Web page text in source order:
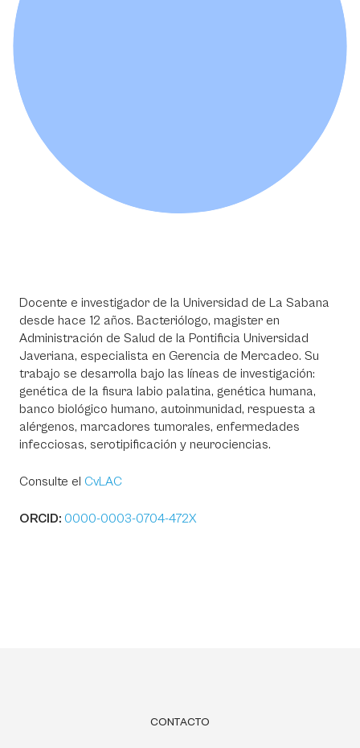
Docente e investigador de la Universidad de La Sabana
desde hace 12 años. Bacteriólogo, magister en
Administración de Salud de la Pontificia Universidad
Javeriana, especialista en Gerencia de Mercadeo. Su
trabajo se desarrolla bajo las líneas de investigación:
genética de la fisura labio palatina, genética humana,
banco biológico humano, autoinmunidad, respuesta a
alérgenos, marcadores tumorales, enfermedades
infecciosas, serotipificación y neurociencias.
Consulte el CvLAC
ORCID: 0000-0003-0704-472X
CONTACTO